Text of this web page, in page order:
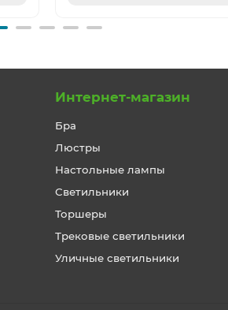
Интернет-магазин
Бра
Люстры
Настольные лампы
Светильники
Торшеры
Трековые светильники
Уличные светильники